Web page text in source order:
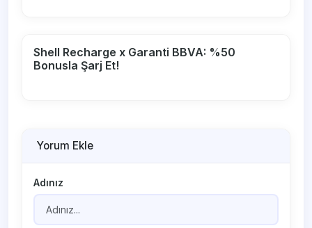
Shell Recharge x Garanti BBVA: %50
Bonusla Şarj Et!
Yorum Ekle
Adınız